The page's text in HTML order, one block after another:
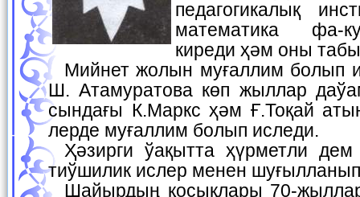
педагогикалық
математика фа-
киреди ҳәм оны
Мийнет жолын муғаллим болып ислеўден баслайды.
Ш. Атамуратова көп жыллар
сындағы К.Маркс ҳәм Ғ.Тоқай
лерде муғаллим болып иследи.
Ҳәзирги ўақытта ҳүрметли дем алыста ҳәм дөре-
тиўшилик ислер менен
Шайырдың қосықлары 70-жыллардан баслап жәрия-